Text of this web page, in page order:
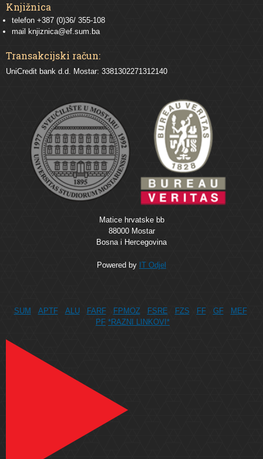
Knjižnica
telefon +387 (0)36/ 355-108
mail
knjiznica@ef.sum.ba
Transakcijski račun:
UniCredit bank d.d. Mostar: 3381302271312140
Matice hrvatske bb
88000 Mostar
Bosna i Hercegovina
Powered by IT Odjel
SUM APTF ALU FARF FPMOZ FSRE FZS FF GF
MEF
PF *RAZNI LINKOVI*